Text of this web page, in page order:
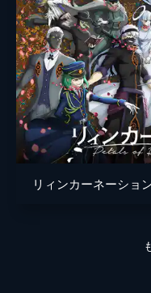
リィンカーネーショ